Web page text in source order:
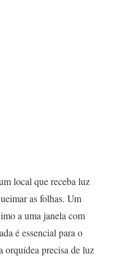
local que receba luz
as folhas. Um
a uma janela com
é essencial para o
orquídea precisa de luz